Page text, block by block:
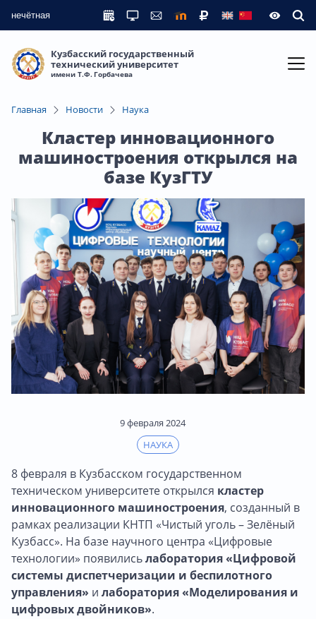
нечётная
Кузбасский государственный
технический университет
имени Т.Ф. Горбачева
Главная Новости Наука
Кластер инновационного
машиностроения открылся на
базе КузГТУ
9 февраля 2024
НАУКА
8 февраля в Кузбасском государственном
техническом университете открылся кластер
инновационного машиностроения, созданный в
рамках реализации КНТП «Чистый уголь – Зелёный
Кузбасс». На базе научного центра «Цифровые
технологии» появилисьлаборатория «Цифровой
системы диспетчеризации и беспилотного
управления» и лаборатория «Моделирования и
цифровых двойников».